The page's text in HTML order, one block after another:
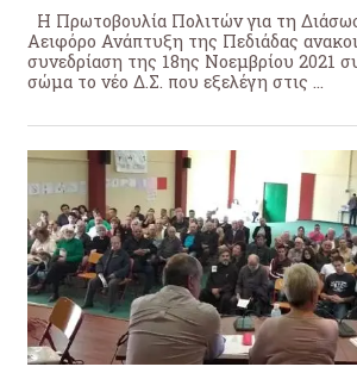
Η Πρωτοβουλία Πολιτών για τη
Αειφόρο Ανάπτυξη της Πεδιάδας
συνεδρίαση της 18ης Νοεμβρίου 2021
σώμα το νέο Δ.Σ. που εξελέγη στις ...